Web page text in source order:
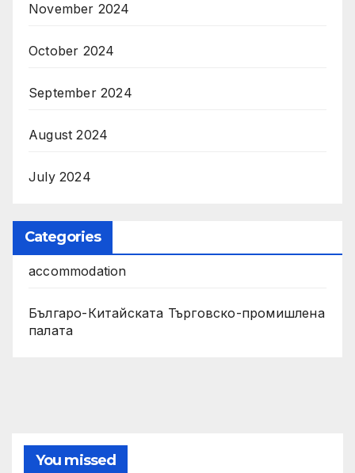
November 2024
October 2024
September 2024
August 2024
July 2024
Categories
accommodation
Българо-Китайската Търговско-промишлена
палата
You missed